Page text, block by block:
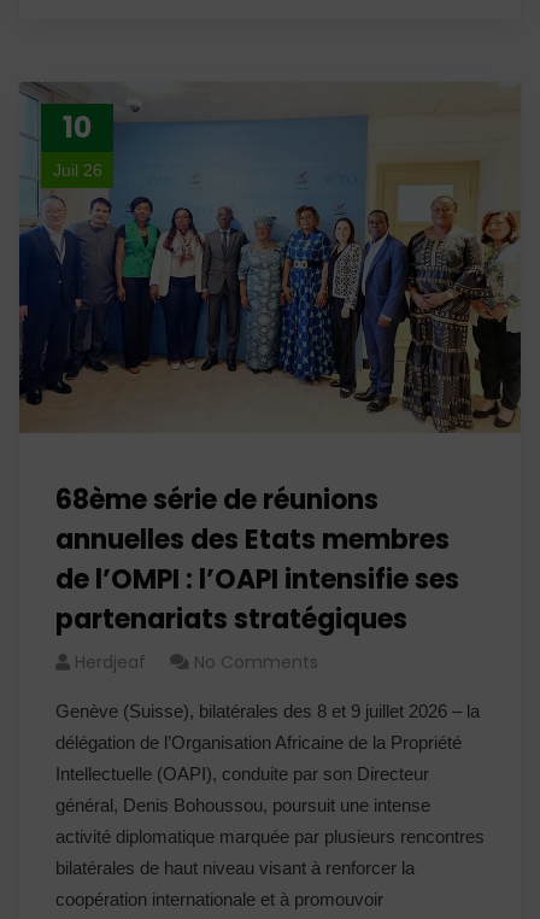
10
Juil 26
68ème série de réunions
annuelles des Etats membres
de l’OMPI : l’OAPI intensifie ses
partenariats stratégiques
Herdjeaf No Comments
Genève (Suisse), bilatérales des 8 et 9 juillet 2026 – la
délégation de l’Organisation Africaine de la Propriété
Intellectuelle (OAPI), conduite par son Directeur
général, Denis Bohoussou, poursuit une intense
activité diplomatique marquée par plusieurs rencontres
bilatérales de haut niveau visant à renforcer la
coopération internationale et à promouvoir